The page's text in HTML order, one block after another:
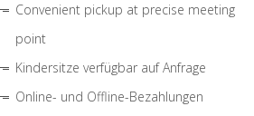
Convenient pickup at precise meeting
point
Kindersitze verfügbar auf Anfrage
Online- und Offline-Bezahlungen